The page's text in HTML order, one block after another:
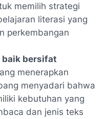
memilih strategi
literasi yang
perkembangan
baik bersifat
menerapkan
menyadari bahwa
kebutuhan yang
dan jenis teks